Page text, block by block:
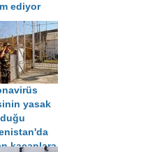
ediyor
yasak
kaçanlara